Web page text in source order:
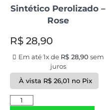
Sintético Perolizado –
Rose
R$ 28,90
Em até 1x de R$28,90 sem
juros
À vista R$26,01 no Pix